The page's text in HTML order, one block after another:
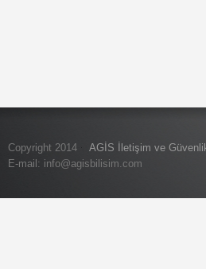
Copyright 2014
AGİS İletişim ve
E-mail: info@agisbilisim.com